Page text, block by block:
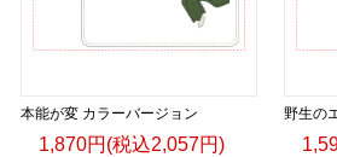
本能が変 カラーバージョン
1,870円(税込2,057円)
野生の